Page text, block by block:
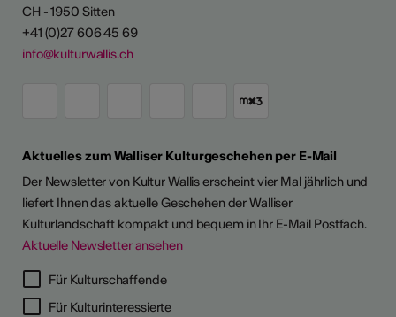
CH - 1950 Sitten
+41 (0)27 606 45 69
info@kulturwallis.ch
Aktuelles zum Walliser Kulturgeschehen per E-Mail
Der Newsletter von Kultur Wallis erscheint vier Mal jährlich und
liefert Ihnen das aktuelle Geschehen der Walliser
Kulturlandschaft kompakt und bequem in Ihr E-Mail Postfach.
Aktuelle Newsletter ansehen
Für Kulturschaffende
Für Kulturinteressierte